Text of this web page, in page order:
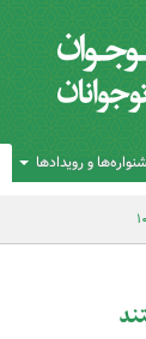
و رویدادها